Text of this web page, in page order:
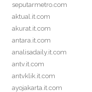
seputarmetro.com
aktual.it.com
akurat.it.com
antara.it.com
analisadaily.it.com
antv.it.com
antvklik.it.com
ayojakarta.it.com